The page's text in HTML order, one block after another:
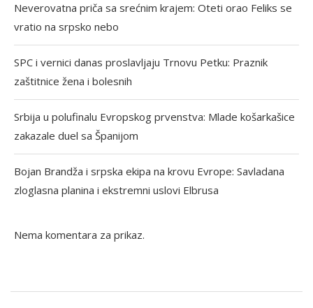
Neverovatna priča sa srećnim krajem: Oteti orao Feliks se
vratio na srpsko nebo
SPC i vernici danas proslavljaju Trnovu Petku: Praznik
zaštitnice žena i bolesnih
Srbija u polufinalu Evropskog prvenstva: Mlade košarkašice
zakazale duel sa Španijom
Bojan Brandža i srpska ekipa na krovu Evrope: Savladana
zloglasna planina i ekstremni uslovi Elbrusa
Nema komentara za prikaz.